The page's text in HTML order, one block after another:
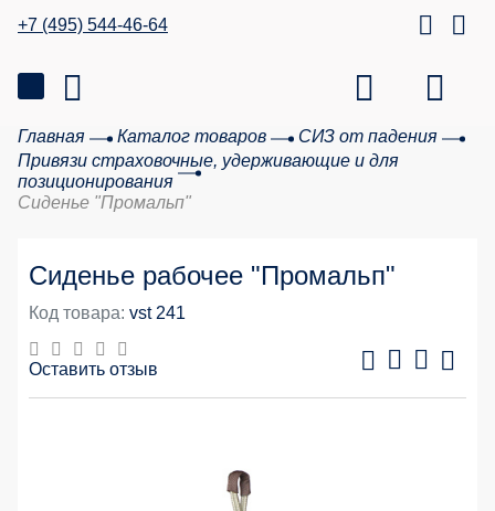
+7 (495) 544-46-64
Главная Каталог товаров
СИЗ от падения
Привязи страховочные, удерживающие и для
позиционирования
Сиденье "Промальп"
Сиденье рабочее "Промальп"
Код товара: vst 241
Оставить отзыв